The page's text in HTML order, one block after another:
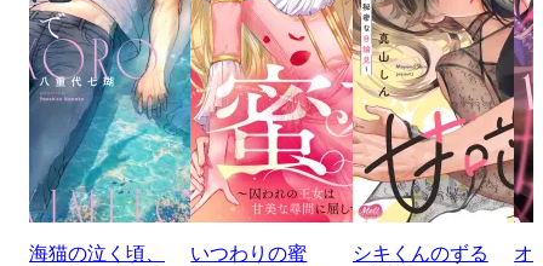
海猫の泣く頃、
いつわりの蜜
シキくんのずる
オ